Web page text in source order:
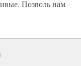
Позволь нам